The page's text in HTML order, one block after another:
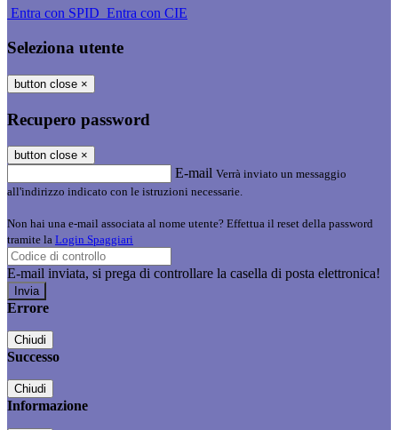
Entra con SPID Entra con CIE
Seleziona utente
button close ×
Recupero password
button close ×
E-mail Verrà inviato un messaggio
all'indirizzo indicato con le istruzioni necessarie.
Non hai una e-mail associata al nome utente? Effettua il reset della password
tramite la Login Spaggiari
E-mail inviata, si prega di controllare la casella di posta elettronica!
Errore
Chiudi
Successo
Chiudi
Informazione